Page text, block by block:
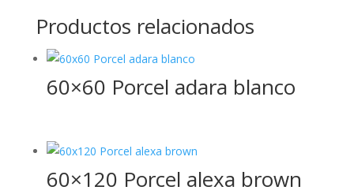
Productos relacionados
60×60 Porcel adara blanco
60×120 Porcel alexa brown